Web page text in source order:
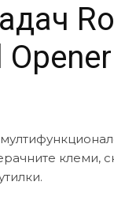
Opener
клеми,